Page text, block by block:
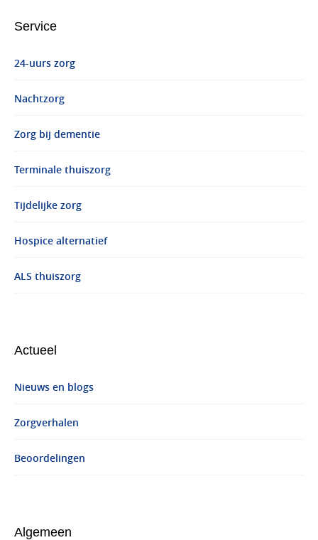
Service
24-uurs zorg
Nachtzorg
Zorg bij dementie
Terminale thuiszorg
Tijdelijke zorg
Hospice alternatief
ALS thuiszorg
Actueel
Nieuws en blogs
Zorgverhalen
Beoordelingen
Algemeen